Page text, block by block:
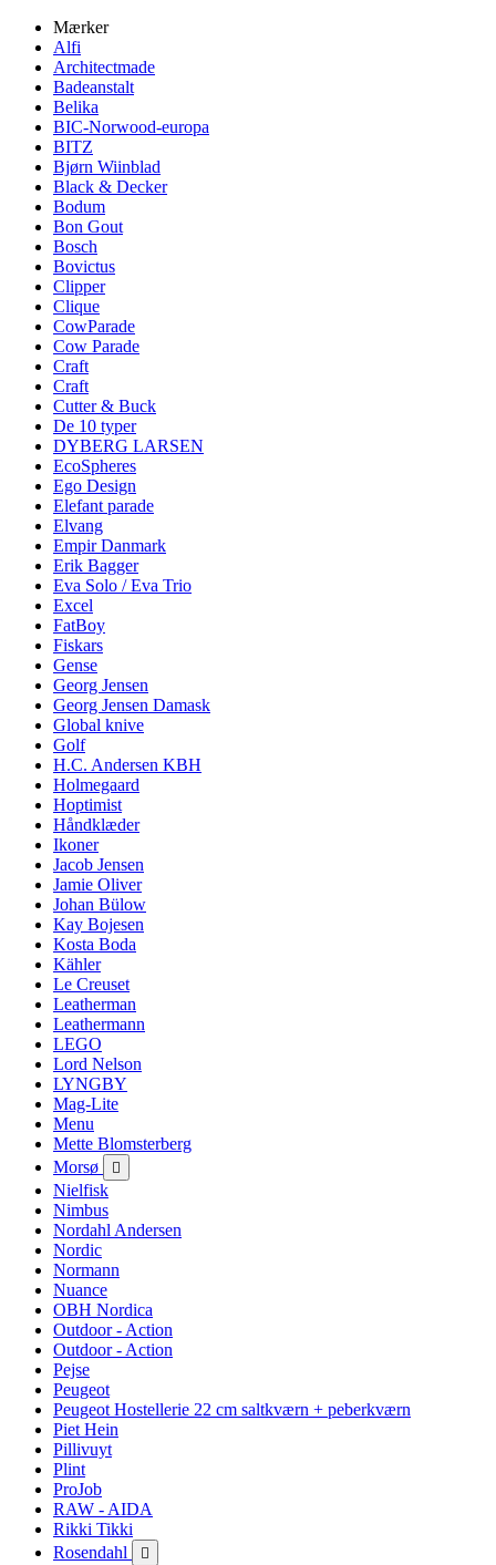
Mærker
Alfi
Architectmade
Badeanstalt
Belika
BIC-Norwood-europa
BITZ
Bjørn Wiinblad
Black & Decker
Bodum
Bon Gout
Bosch
Bovictus
Clipper
Clique
CowParade
Cow Parade
Craft
Craft
Cutter & Buck
De 10 typer
DYBERG LARSEN
EcoSpheres
Ego Design
Elefant parade
Elvang
Empir Danmark
Erik Bagger
Eva Solo / Eva Trio
Excel
FatBoy
Fiskars
Gense
Georg Jensen
Georg Jensen Damask
Global knive
Golf
H.C. Andersen KBH
Holmegaard
Hoptimist
Håndklæder
Ikoner
Jacob Jensen
Jamie Oliver
Johan Bülow
Kay Bojesen
Kosta Boda
Kähler
Le Creuset
Leatherman
Leathermann
LEGO
Lord Nelson
LYNGBY
Mag-Lite
Menu
Mette Blomsterberg
Morsø

Nielfisk
Nimbus
Nordahl Andersen
Nordic
Normann
Nuance
OBH Nordica
Outdoor - Action
Outdoor - Action
Pejse
Peugeot
Peugeot Hostellerie 22 cm saltkværn + peberkværn
Piet Hein
Pillivuyt
Plint
ProJob
RAW - AIDA
Rikki Tikki
Rosendahl
